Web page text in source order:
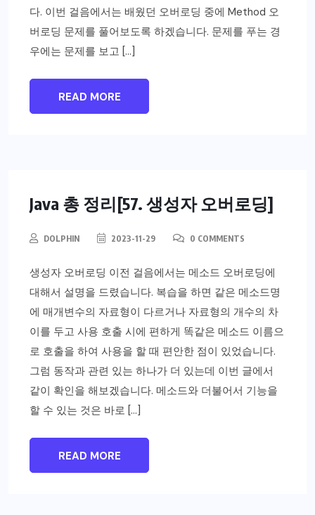
다. 이번 걸음에서는 배웠던 오버로딩 중에 Method 오
버로딩 문제를 풀어보도록 하겠습니다. 문제를 푸는 경
우에는 문제를 보고 […]
READ MORE
Java 총 정리[57. 생성자 오버로딩]
DOLPHIN 2023-11-29 0 COMMENTS
생성자 오버로딩 이전 걸음에서는 메소드 오버로딩에
대해서 설명을 드렸습니다. 복습을 하면 같은 메소드명
에 매개변수의 자료형이 다르거나 자료형의 개수의 차
이를 두고 사용 호출 시에 편하게 똑같은 메소드 이름으
로 호출을 하여 사용을 할 때 편안한 점이 있었습니다.
그럼 동작과 관련 있는 하나가 더 있는데 이번 글에서
같이 확인을 해보겠습니다. 메소드와 더불어서 기능을
할 수 있는 것은 바로 […]
READ MORE